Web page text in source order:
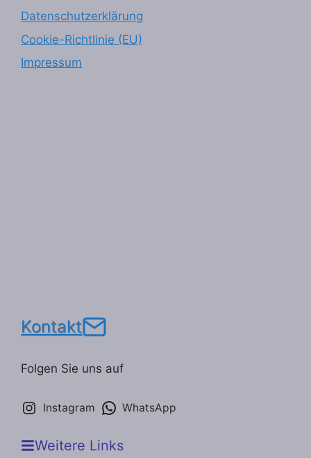
Datenschutzerklärung
Cookie-Richtlinie (EU)
Impressum
Kontakt
Folgen Sie uns auf
Instagram WhatsApp
Weitere Links